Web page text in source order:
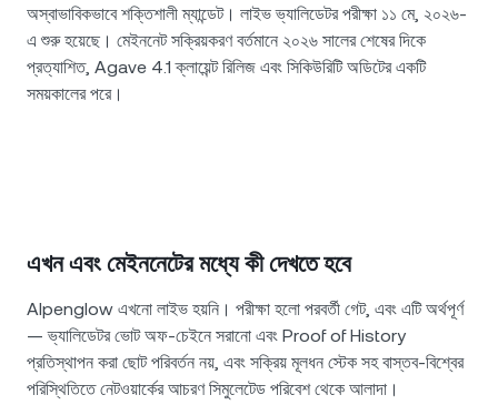
অস্বাভাবিকভাবে শক্তিশালী ম্যান্ডেট। লাইভ ভ্যালিডেটর পরীক্ষা ১১ মে, ২০২৬-
এ শুরু হয়েছে। মেইননেট সক্রিয়করণ বর্তমানে ২০২৬ সালের শেষের দিকে
প্রত্যাশিত, Agave 4.1 ক্লায়েন্ট রিলিজ এবং সিকিউরিটি অডিটের একটি
সময়কালের পরে।
এখন এবং মেইননেটের মধ্যে কী দেখতে হবে
Alpenglow এখনো লাইভ হয়নি। পরীক্ষা হলো পরবর্তী গেট, এবং এটি অর্থপূর্ণ
— ভ্যালিডেটর ভোট অফ-চেইনে সরানো এবং Proof of History
প্রতিস্থাপন করা ছোট পরিবর্তন নয়, এবং সক্রিয় মূলধন স্টেক সহ বাস্তব-বিশ্বের
পরিস্থিতিতে নেটওয়ার্কের আচরণ সিমুলেটেড পরিবেশ থেকে আলাদা।